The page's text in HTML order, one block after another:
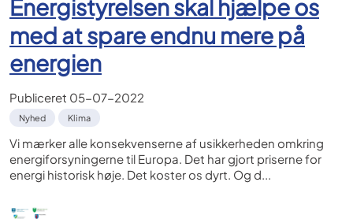
Energistyrelsen skal hjælpe os
med at spare endnu mere på
energien
Publiceret 05-07-2022
Nyhed Klima
Vi mærker alle konsekvenserne af usikkerheden omkring
energiforsyningerne til Europa. Det har gjort priserne for
energi historisk høje. Det koster os dyrt. Og d...